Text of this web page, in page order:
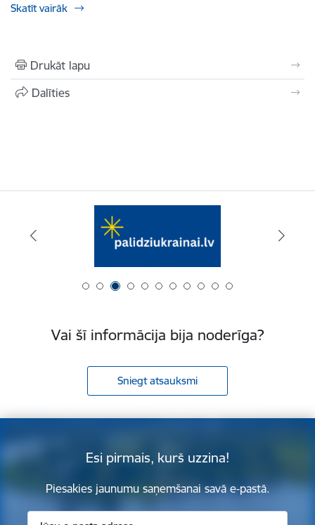
Skatīt vairāk
Drukāt lapu
Dalīties
Vai šī informācija bija noderīga?
Sniegt atsauksmi
Esi pirmais, kurš uzzina!
Piesakies jaunumu saņemšanai savā e-pastā.